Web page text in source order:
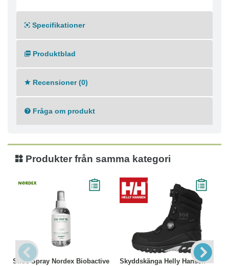
Specifikationer
Produktblad
Recensioner (0)
Fråga om produkt
Produkter från samma kategori
Shoe Spray Nordex Biobactive
Skyddskänga Helly Hansen